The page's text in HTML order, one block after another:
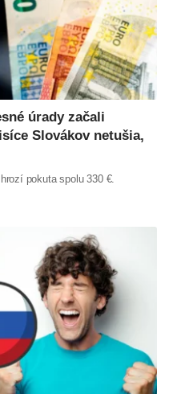
úrady začali
Slovákov netušia,
pokuta spolu 330 €.